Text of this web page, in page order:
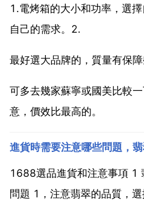
1.電烤箱的大小和功率，選
自己的需求。2.
最好選大品牌的，質量有保
可多去幾家蘇寧或國美比較
意，價效比最高的。
1688選品進貨和注意事項 1
問題 1，注意翡翠的品質，